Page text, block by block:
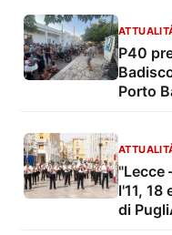
P40
Badisco” proprio davanti al
Porto
"Lecce
l'11,
di